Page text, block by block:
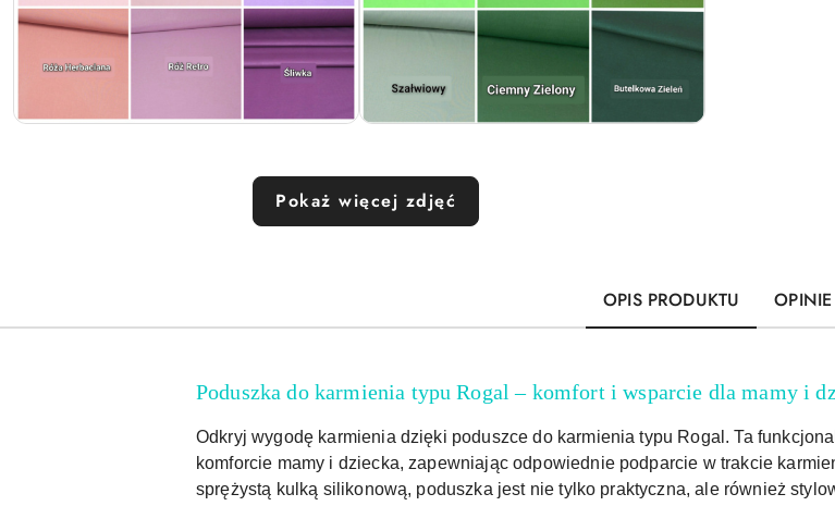
Pokaż więcej zdjęć
OPIS PRODUKTU
Poduszka do karmienia typu Rogal – komfort i wsparcie dla mamy i
Odkryj wygodę karmienia dzięki poduszce do karmienia typu Rogal. Ta
komforcie mamy i dziecka, zapewniając odpowiednie podparcie w trakcie
sprężystą kulką silikonową, poduszka jest nie tylko praktyczna, ale również